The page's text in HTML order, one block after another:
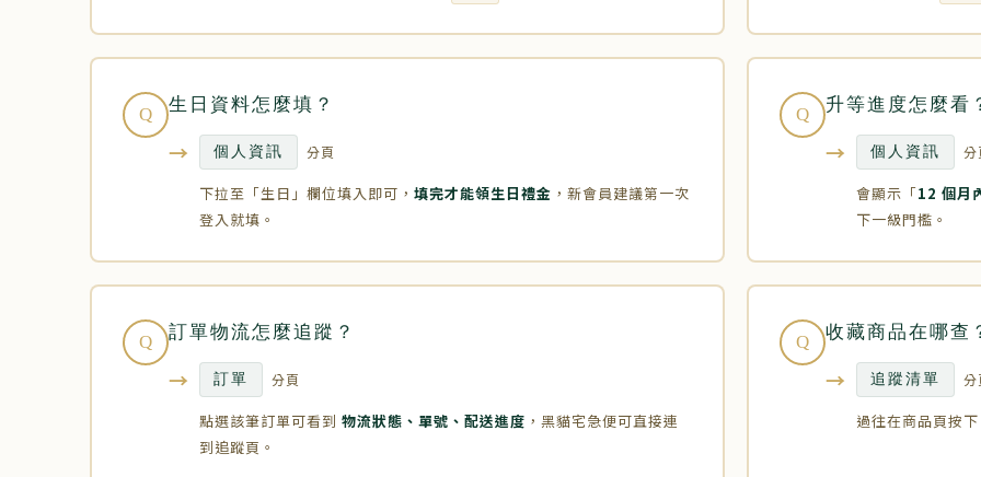
Q 生日資料怎麼填？
→ 個人資訊 分頁
下拉至「生日」欄位填入即可， 填完才能領生日禮金 ，新會員建議第一次
登入就填。
Q 升等進度怎麼看
→ 個人資訊 分
會顯示「12 個月
下一級門檻。
Q 訂單物流怎麼追蹤？
→ 訂單 分頁
點選該筆訂單可看到 物流狀態、單號、配送進度 ，黑貓宅急便可直接連
到追蹤頁。
Q 收藏商品在哪查
→ 追蹤清單 分
過往在商品頁按